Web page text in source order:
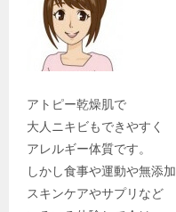
アトピー乾燥肌で
大人ニキビもできやすく
アレルギー体質です。
しかし食事や運動や無添加
スキンケアやサプリなど